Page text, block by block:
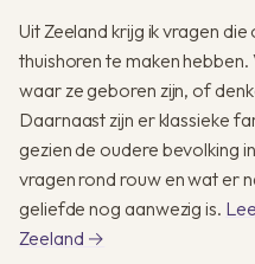
Uit Zeeland krijg ik vragen
thuishoren te maken
waar ze geboren zijn, of
Daarnaast zijn er klassieke
gezien de oudere bevolking
vragen rond rouw en wat er
geliefde nog aanwezig is.
Zeeland →